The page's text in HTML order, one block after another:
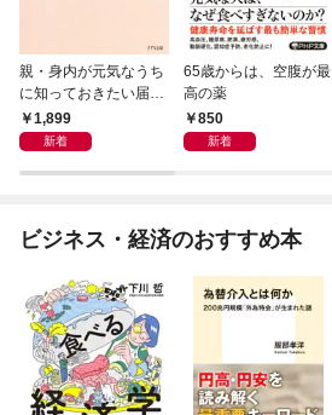
親・身内が元気なうち
に知っておきたい届
出・手続きの準備（き
ずな出版）
1,899
新着
65歳からは、空腹が最
高の薬
850
新着
ビジネス・経済のおすすめ本